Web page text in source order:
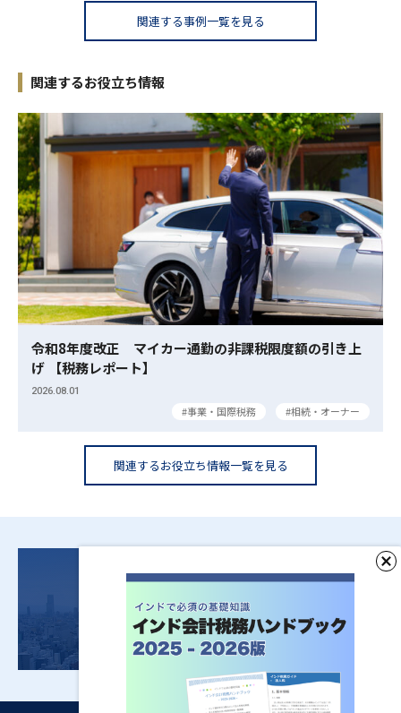
関連する事例一覧を見る
関連するお役立ち情報
令和8年度改正 マイカー通勤の非課税限度額の引き上
げ 【税務レポート】
2026.08.01
事業・国際税務 相続・オーナー
関連するお役立ち情報一覧を見る
ご依頼・お問い合わせはこちら
お問い合わせ